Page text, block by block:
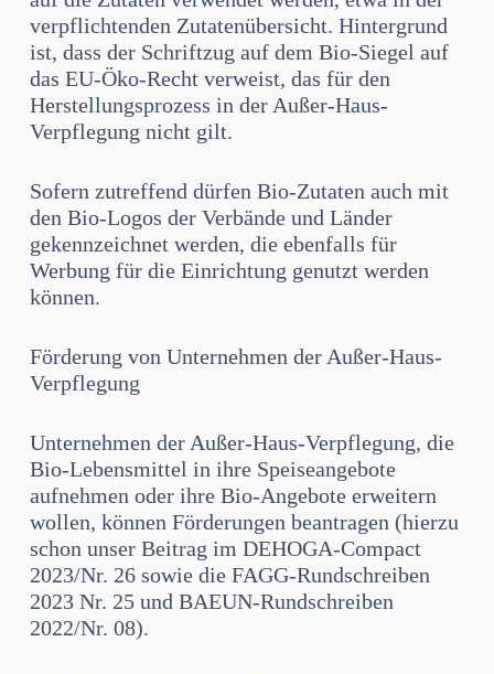
verpflichtenden Zutaten­übersicht. Hintergrund
ist, dass der Schriftzug auf dem Bio-Siegel auf
das EU-Öko-Recht verweist, das für den
Herstellungsprozess in der Außer-Haus-
Verpflegung nicht gilt.
Sofern zutreffend dürfen Bio-Zutaten auch mit
den Bio-Logos der Verbände und Länder
gekennzeichnet werden, die ebenfalls für
Werbung für die Einrichtung ge­nutzt werden
können.
Förderung von Unternehmen der Außer-Haus-
Verpflegung
Unternehmen der Außer-Haus-Verpflegung, die
Bio-Lebensmittel in ihre Speise­angebote
aufnehmen oder ihre Bio-Angebote erweitern
wollen, können Förderun­gen beantragen (hierzu
schon unser Beitrag im DEHOGA-Compact
2023/Nr. 26 sowie die FAGG-Rundschreiben
2023 Nr. 25 und BAEUN-Rundschreiben
2022/Nr. 08).